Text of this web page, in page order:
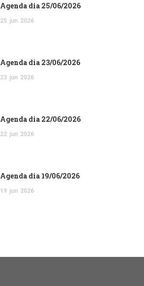
Agenda dia 25/06/2026
25 jun 2026
Agenda dia 23/06/2026
23 jun 2026
Agenda dia 22/06/2026
22 jun 2026
Agenda dia 19/06/2026
19 jun 2026